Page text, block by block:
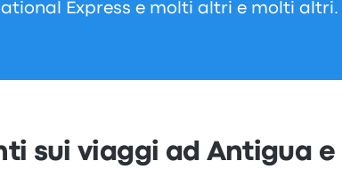
Express e molti altri e molti altri.
sui viaggi ad Antigua e